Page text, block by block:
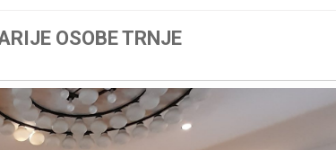
OSOBE TRNJE